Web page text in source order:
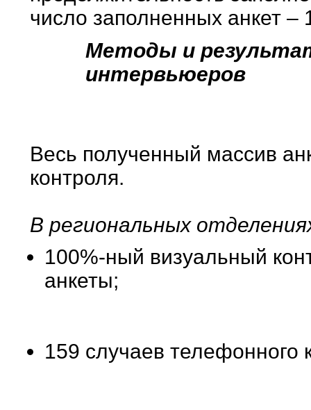
число заполненных анкет –
Методы и
интервьюеров
Весь полученный массив
контроля.
В региональных
100%-ный визуальный
анкеты;
159 случаев телефонного